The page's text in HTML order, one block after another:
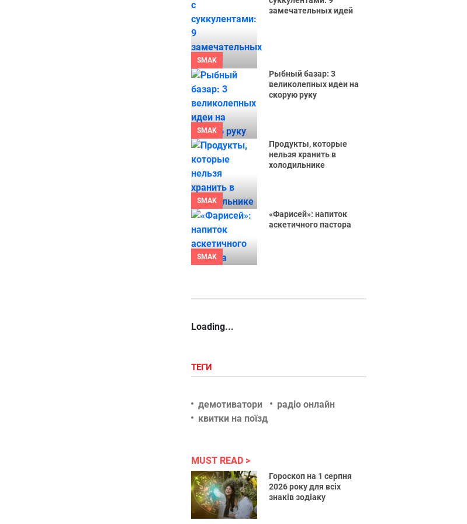
SMAK
замечательных идей
SMAK
Рыбный базар: 3
великолепных идеи на
скорую руку
SMAK
Продукты, которые
нельзя хранить в
холодильнике
SMAK
«Фарисей»: напиток
аскетичного пастора
Loading...
ТЕГИ
демотиватори
радіо онлайн
квитки на поїзд
MUST READ
Гороскоп на 1 серпня
2026 року для всіх
знаків зодіаку